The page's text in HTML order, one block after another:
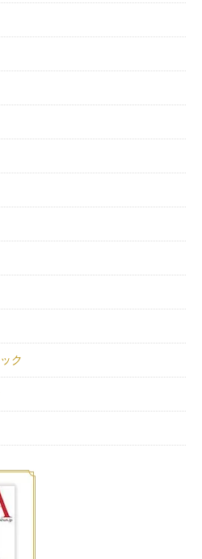
ク